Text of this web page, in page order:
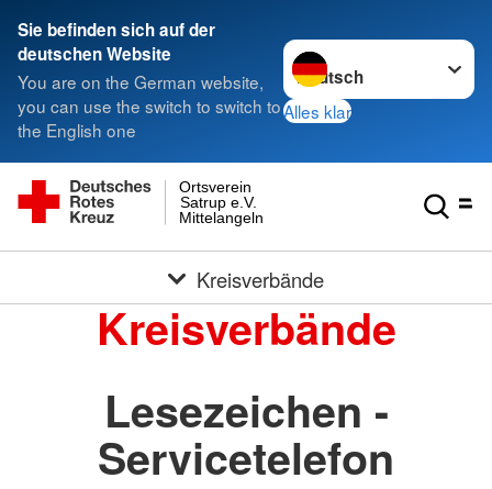
Sie befinden sich auf der
deutschen Website
You are on the German website,
you can use the switch to switch to
the English one
Sprache wechseln zu
Alles klar
Mittelangeln
Satrup e.V.
Ortsverein
Kreisverbände
Kreisverbände
Lesezeichen -
Servicetelefon